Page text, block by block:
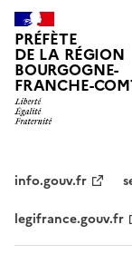
PRÉFÈTE
DE LA RÉGION
BOURGOGNE-
FRANCHE-
info.gouv.fr
legifrance.gouv.fr